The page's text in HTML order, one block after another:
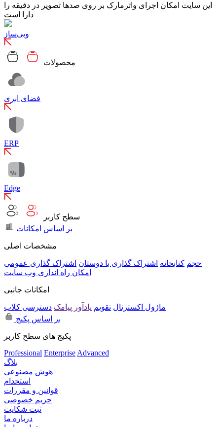
این سایت امکان اجرای واترمارک بر روی صدها تصویر در دقیقه را
دارا است
وبی‌ساز
محصولات
فضای ابری
ERP
Edge
سطح کاربر
بر اساس امکانات
مشخصات اصلی
حجم کتابخانه اشتراک گذاری با دوستان اشتراک گذاری عمومی
امکان راه اندازی وب سایت
امکانات جانبی
ماژول اکسترنال تقویم یادآور پیامک دسترسی کلاب
بر اساس پکیج
پکیج های سطح کاربر
Professional EnterpriseAdvanced
بلاگ
هوش مصنوعی
استخدام
قوانین و مقررات
حریم خصوصی
ثبت شکایت
درباره ما